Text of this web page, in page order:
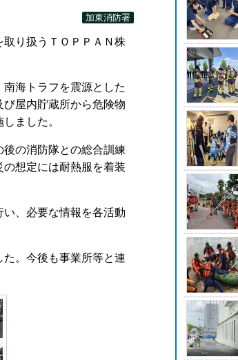
加東消防署
り扱うＴＯＰＰＡＮ株
海トラフを震源とした
屋内貯蔵所から危険物
ました。
の消防隊との総合訓練
想定には耐熱服を着装
、必要な情報を各活動
。今後も事業所等と連